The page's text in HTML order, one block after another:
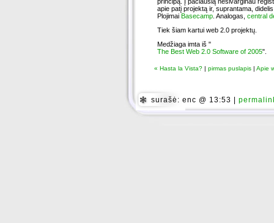
apie patį projektą ir, suprantama,
Plojimai Basecamp . Analogas, central
Tiek šiam kartui web 2.0 projektų.
Medžiaga imta iš "
The Best Web 2.0 Software of 2005".
« Hasta la Vista? | pirmas puslapis | Apie
surašė: enc @ 13:53 |